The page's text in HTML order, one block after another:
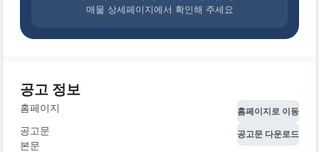
매물 상세페이지에서 확인해 주세요
공고 정보
홈페이지 홈페이지로 이동
공고문
본문
공고문 다운로드